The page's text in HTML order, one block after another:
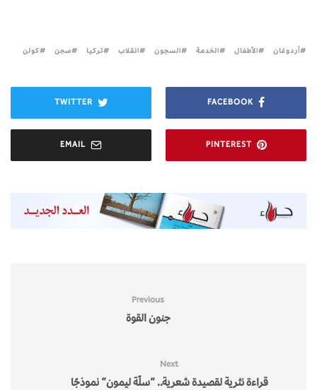
أردوغان الأطفال الخدمة السجون انقلاب تركيا سجن كولن
FACEBOOK
TWITTER
PINTEREST
EMAIL
Previous
جنون القوة
Next
قراءة نثرية لقصيدة شعرية.. “سلّة ليمون” نموذجًا